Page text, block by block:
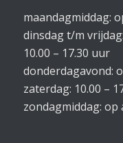
maandagmiddag:
dinsdag t/m vrijdag:
10.00 – 17.30 uur
donderdagavond:
zaterdag: 10.00 –
zondagmiddag: op